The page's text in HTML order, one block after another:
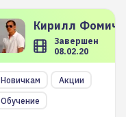
Кирилл
Завершен
08.02.20
Новичкам
Акции
Обучение